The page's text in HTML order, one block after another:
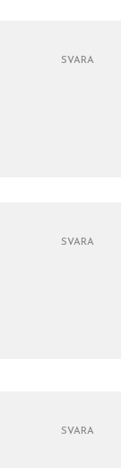
SVARA
SVARA
SVARA